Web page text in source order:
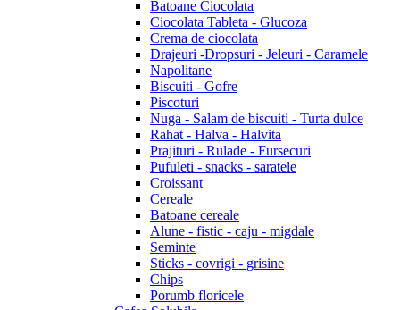
Batoane Ciocolata
Ciocolata Tableta - Glucoza
Crema de ciocolata
Drajeuri -Dropsuri - Jeleuri - Caramele
Napolitane
Biscuiti - Gofre
Piscoturi
Nuga - Salam de biscuiti - Turta dulce
Rahat - Halva - Halvita
Prajituri - Rulade - Fursecuri
Pufuleti - snacks - saratele
Croissant
Cereale
Batoane cereale
Alune - fistic - caju - migdale
Seminte
Sticks - covrigi - grisine
Chips
Porumb floricele